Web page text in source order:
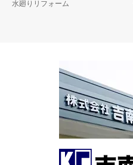
水廻りリフォーム